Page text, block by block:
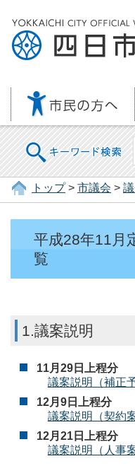
キーワード検索
トップ> 市議会 >
平成28年11月
覧
1.議案説明
11月29日上程分
議案説明（補正
12月9日上程分
議案説明（契約
12月21日上程分
議案説明（人事